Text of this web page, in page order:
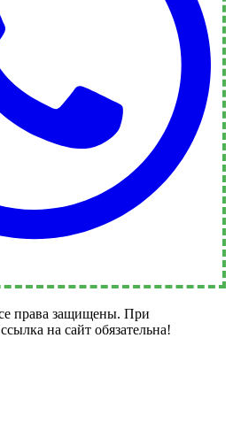
права защищены. При
на сайт обязательна!